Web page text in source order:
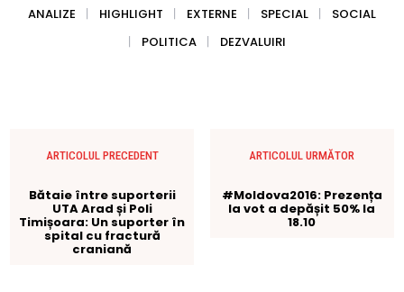
ANALIZE HIGHLIGHT EXTERNE SPECIAL
SOCIAL
POLITICA
DEZVALUIRI
ARTICOLUL PRECEDENT
Bătaie între suporterii
UTA Arad și Poli
Timișoara: Un suporter în
spital cu fractură
craniană
ARTICOLUL URMĂTOR
#Moldova2016: Prezența
la vot a depășit 50% la
18.10